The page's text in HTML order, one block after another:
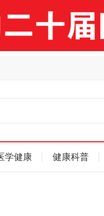
学健康 健康科普